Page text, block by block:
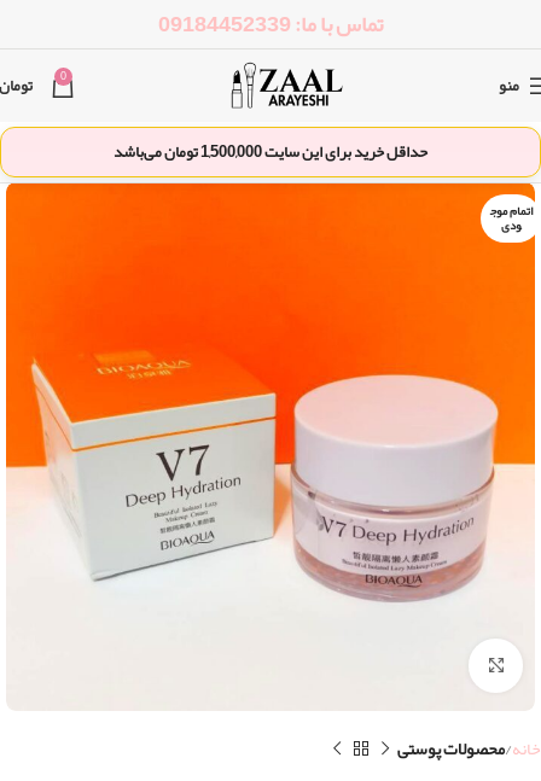
تماس با ما: 09184452339
منو 0 تومان
حداقل خرید برای این سایت1,500,000تومان می‌باشد
اتمام موج
ودی
بزرگنمایی تصویر
خانه محصولات پوستی